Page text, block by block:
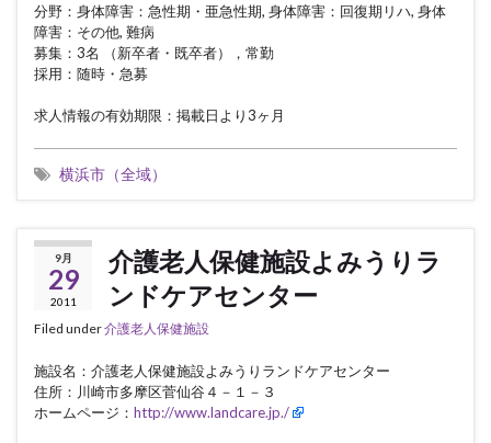
分野：身体障害：急性期・亜急性期, 身体障害：回復期リハ, 身体
障害：その他, 難病
募集：3名 （新卒者・既卒者），常勤
採用：随時・急募
求人情報の有効期限：掲載日より3ヶ月
横浜市（全域）
9月
29
2011
介護老人保健施設よみうりラ
ンドケアセンター
Filed under介護老人保健施設
施設名：介護老人保健施設よみうりランドケアセンター
住所：川崎市多摩区菅仙谷４－１－３
ホームページ： http://www.landcare.jp./